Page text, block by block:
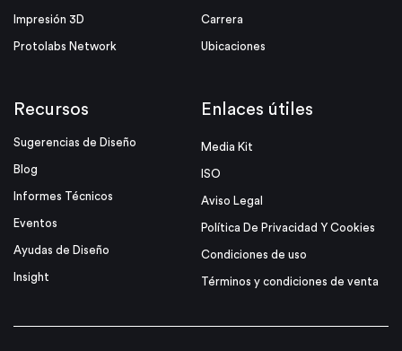
Impresión 3D
Protolabs Network
Carrera
Ubicaciones
Recursos
Sugerencias de Diseño
Blog
Informes Técnicos
Eventos
Ayudas de Diseño
Insight
Enlaces útiles
Media Kit
ISO
Aviso Legal
Política De Privacidad Y Cookies
Condiciones de uso
Términos y condiciones de venta